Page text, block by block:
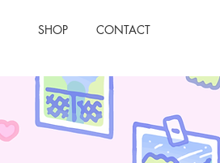
SHOP CONTACT